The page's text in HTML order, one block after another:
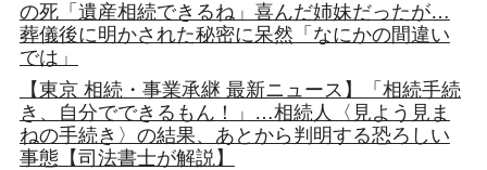
の死「遺産相続できるね」喜んだ姉妹だったが…
葬儀後に明かされた秘密に呆然「なにかの間違い
では」
【東京 相続・事業承継 最新ニュース】「相続手続
き、自分でできるもん！」…相続人〈見よう見ま
ねの手続き〉の結果、あとから判明する恐ろしい
事態【司法書士が解説】